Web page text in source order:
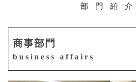
部門紹介
商事部門
business affairs